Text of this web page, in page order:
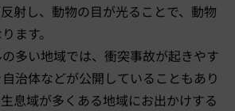
射し、動物の目が光ることで、動物
ます。
多い地域では、衝突事故が起きやす
治体などが公開していることもあり
息域が多くある地域にお出かけする